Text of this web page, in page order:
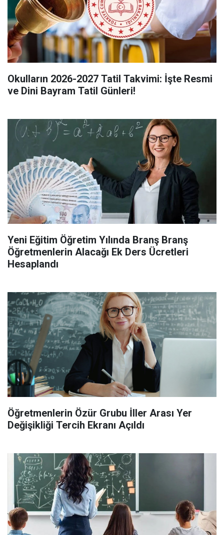
Okulların 2026-2027 Tatil Takvimi: İşte Resmi
ve Dini Bayram Tatil Günleri!
Yeni Eğitim Öğretim Yılında Branş Branş
Öğretmenlerin Alacağı Ek Ders Ücretleri
Hesaplandı
Öğretmenlerin Özür Grubu İller Arası Yer
Değişikliği Tercih Ekranı Açıldı